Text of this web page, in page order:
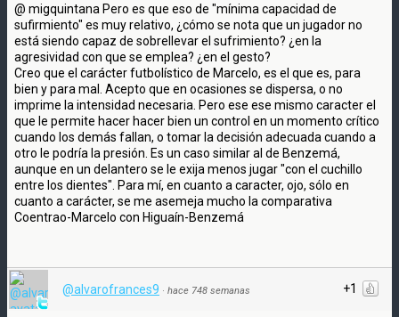
@ migquintana Pero es que eso de "mínima capacidad de
sufirmiento" es muy relativo, ¿cómo se nota que un jugador no
está siendo capaz de sobrellevar el sufrimiento? ¿en la
agresividad con que se emplea? ¿en el gesto?
Creo que el carácter futbolístico de Marcelo, es el que es, para
bien y para mal. Acepto que en ocasiones se dispersa, o no
imprime la intensidad necesaria. Pero ese ese mismo caracter el
que le permite hacer hacer bien un control en un momento crítico
cuando los demás fallan, o tomar la decisión adecuada cuando a
otro le podría la presión. Es un caso similar al de Benzemá,
aunque en un delantero se le exija menos jugar "con el cuchillo
entre los dientes". Para mí, en cuanto a caracter, ojo, sólo en
cuanto a carácter, se me asemeja mucho la comparativa
Coentrao-Marcelo con Higuaín-Benzemá
+1
@alvarofrances9 · hace 748 semanas